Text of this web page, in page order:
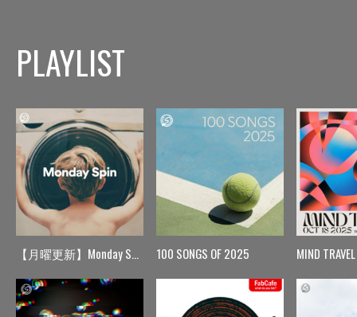
PLAYLIST
【月曜更新】Monday Spin 100 SONGS OF 2025 MIND TRAVEL